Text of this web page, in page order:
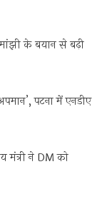
मांझी के बयान से बढ़ी
पटना में एनडीए
मंत्री ने DM को